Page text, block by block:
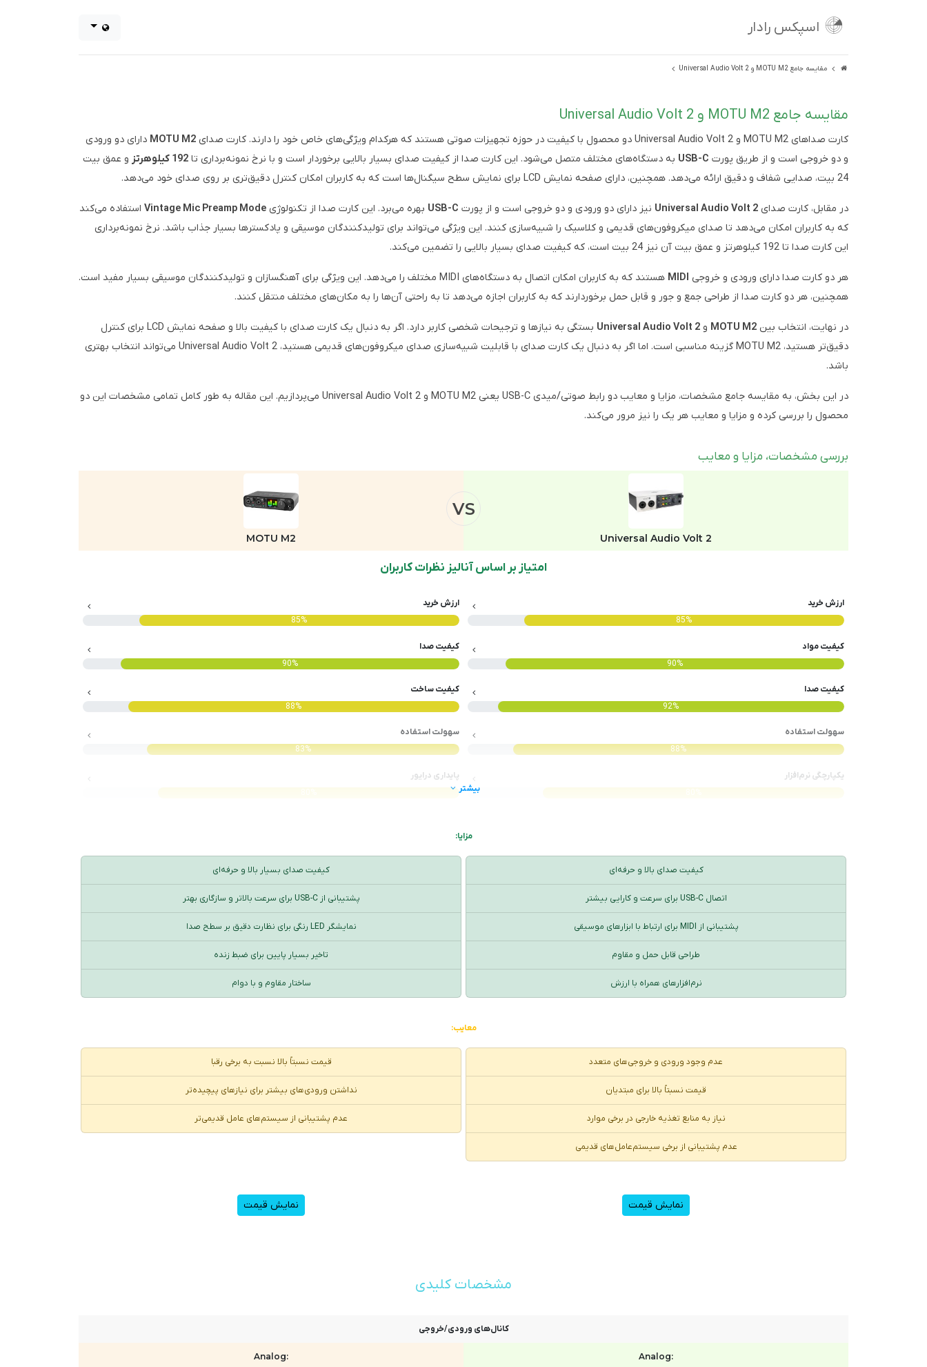
اسپکس رادار
مقایسه جامع MOTU M2 و Universal Audio Volt 2
مقایسه جامع MOTU M2 و Universal Audio Volt 2
کارت صداهای MOTU M2 و Universal Audio Volt 2 دو محصول با کیفیت در حوزه تجهیزات صوتی هستند که هرکدام ویژگی‌های خاص خود را دارند. کارت صدای MOTU M2 دارای دو ورودی
و دو خروجی است و از طریق پورت USB-C به دستگاه‌های مختلف متصل می‌شود. این کارت صدا از کیفیت صدای بسیار بالایی برخوردار است و با نرخ نمونه‌برداری تا 192 کیلوهرتز
و عمق بیت
24 بیت، صدایی شفاف و دقیق ارائه می‌دهد. همچنین، دارای صفحه نمایش LCD برای نمایش سطح سیگنال‌ها است که به کاربران امکان کنترل دقیق‌تری بر روی صدای خود می‌دهد.
در مقابل، کارت صدای Universal Audio Volt 2 نیز دارای دو ورودی و دو خروجی است و از پورت USB-C بهره می‌برد. این کارت صدا از تکنولوژی Vintage Mic Preamp Mode استفاده می‌کند
که به کاربران امکان می‌دهد تا صدای میکروفون‌های قدیمی و کلاسیک را شبیه‌سازی کنند. این ویژگی می‌تواند برای تولیدکنندگان موسیقی و پادکسترها بسیار جذاب باشد. نرخ نمونه‌برداری
این کارت صدا تا 192 کیلوهرتز و عمق بیت آن نیز 24 بیت است، که کیفیت صدای بسیار بالایی را تضمین می‌کند.
هر دو کارت صدا دارای ورودی و خروجی MIDI
هستند که به کاربران امکان اتصال به دستگاه‌های MIDI مختلف را می‌دهد. این ویژگی برای آهنگسازان و تولیدکنندگان موسیقی بسیار مفید است.
همچنین، هر دو کارت صدا از طراحی جمع و جور و قابل حمل برخوردارند که به کاربران اجازه می‌دهد تا به راحتی آن‌ها را به مکان‌های مختلف منتقل کنند.
در نهایت، انتخاب بین MOTU M2 و Universal Audio Volt 2
بستگی به نیازها و ترجیحات شخصی کاربر دارد. اگر به دنبال یک کارت صدای با کیفیت بالا و صفحه نمایش LCD برای کنترل
دقیق‌تر هستید، MOTU M2 گزینه مناسبی است. اما اگر به دنبال یک کارت صدای با قابلیت شبیه‌سازی صدای میکروفون‌های قدیمی هستید، Universal Audio Volt 2 می‌تواند انتخاب بهتری
باشد.
در این بخش، به مقایسه جامع مشخصات، مزایا و معایب دو رابط صوتی/میدی USB-C یعنی MOTU M2 و Universal Audio Volt 2 می‌پردازیم. این مقاله به طور کامل تمامی مشخصات این دو
محصول را بررسی کرده و مزایا و معایب هر یک را نیز مرور می‌کند.
بررسی مشخصات، مزایا و معایب
VS
Universal Audio Volt 2
MOTU M2
امتیاز بر اساس آنالیز نظرات کاربران
ارزش خرید
85%
کیفیت مواد
90%
کیفیت صدا
92%
سهولت استفاده
88%
یکپارچگی نرم‌افزار
ارزش خرید
85%
کیفیت صدا
90%
کیفیت ساخت
88%
سهولت استفاده
83%
پایداری درایور
بیشتر
مزایا:
کیفیت صدای بالا و حرفه‌ای
اتصال USB-C برای سرعت و کارایی بیشتر
پشتیبانی از MIDI برای ارتباط با ابزارهای موسیقی
طراحی قابل حمل و مقاوم
نرم‌افزارهای همراه با ارزش
کیفیت صدای بسیار بالا و حرفه‌ای
پشتیبانی از USB-C برای سرعت بالاتر و سازگاری بهتر
نمایشگر LED رنگی برای نظارت دقیق بر سطح صدا
تاخیر بسیار پایین برای ضبط زنده
ساختار مقاوم و با دوام
معایب:
عدم وجود ورودی و خروجی‌های متعدد
قیمت نسبتاً بالا برای مبتدیان
نیاز به منابع تغذیه خارجی در برخی موارد
عدم پشتیبانی از برخی سیستم‌عامل‌های قدیمی
قیمت نسبتاً بالا نسبت به برخی رقبا
نداشتن ورودی‌های بیشتر برای نیازهای پیچیده‌تر
عدم پشتیبانی از سیستم‌های عامل قدیمی‌تر
نمایش قیمت نمایش قیمت
مشخصات کلیدی
کانال‌های ورودی/خروجی
Analog:
Analog: